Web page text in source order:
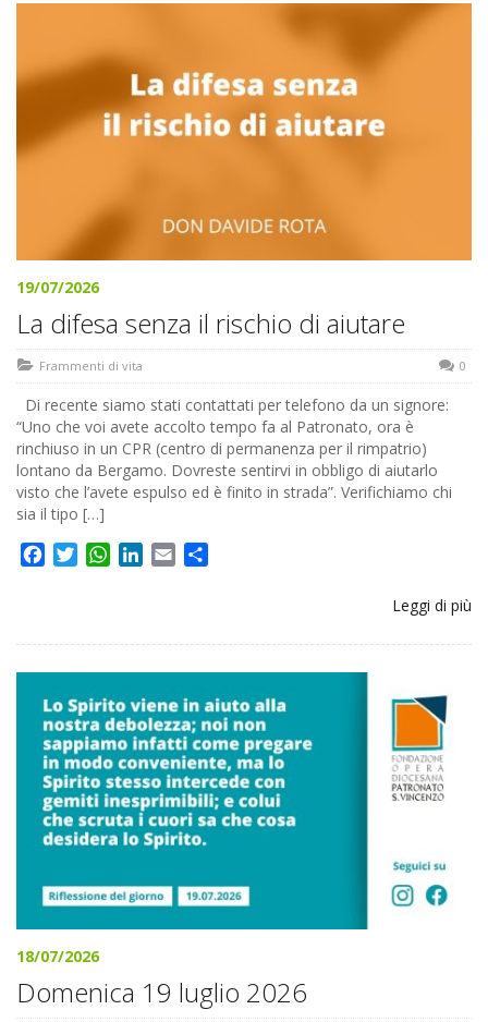
19/07/2026
La difesa senza il rischio di aiutare
Frammenti di vita 0
Di recente siamo stati contattati per telefono da un signore:
“Uno che voi avete accolto tempo fa al Patronato, ora è
rinchiuso in un CPR (centro di permanenza per il rimpatrio)
lontano da Bergamo. Dovreste sentirvi in obbligo di aiutarlo
visto che l’avete espulso ed è finito in strada”. Verifichiamo chi
sia il tipo […]
FacebookTwitterWhatsApp
LinkedIn
Email
Leggi di più
18/07/2026
Domenica 19 luglio 2026